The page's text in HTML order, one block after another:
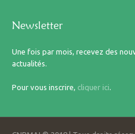
Newsletter
Une fois par mois, recevez des
actualités.
Pour vous inscrire, cliquer ici